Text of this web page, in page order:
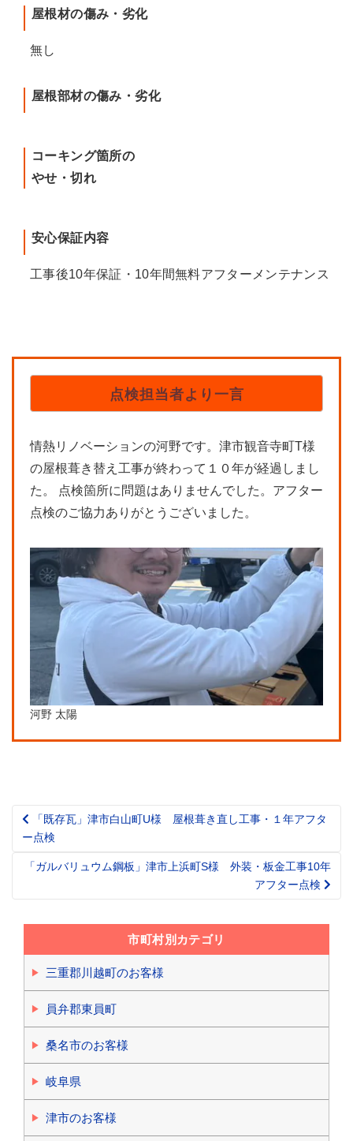
屋根材の傷み・劣化
無し
屋根部材の傷み・劣化
コーキング箇所の
やせ・切れ
安心保証内容
工事後10年保証・10年間無料アフターメンテナンス
点検担当者より一言
情熱リノベーションの河野です。津市観音寺町T様
の屋根葺き替え工事が終わって１０年が経過しまし
た。 点検箇所に問題はありませんでした。アフター
点検のご協力ありがとうございました。
河野 太陽
Post
navigation
「既存瓦」津市白山町U様 屋根葺き直し工事・１年アフタ
ー点検
「ガルバリュウム鋼板」津市上浜町S様 外装・板金工事10年
アフター点検
市町村別カテゴリ
三重郡川越町のお客様
員弁郡東員町
桑名市のお客様
岐阜県
津市のお客様